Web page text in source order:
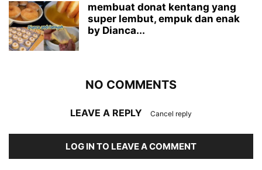
membuat donat kentang yang
super lembut, empuk dan enak
by Dianca...
NO COMMENTS
LEAVE A REPLY Cancel reply
LOG IN TO LEAVE A COMMENT